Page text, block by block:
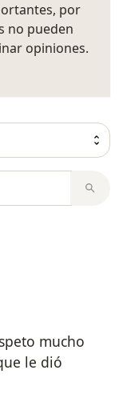
por
no pueden
opiniones.
mucho
le dió